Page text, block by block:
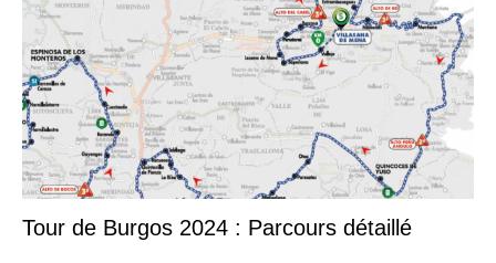
Tour de Burgos 2024 : Parcours détaillé